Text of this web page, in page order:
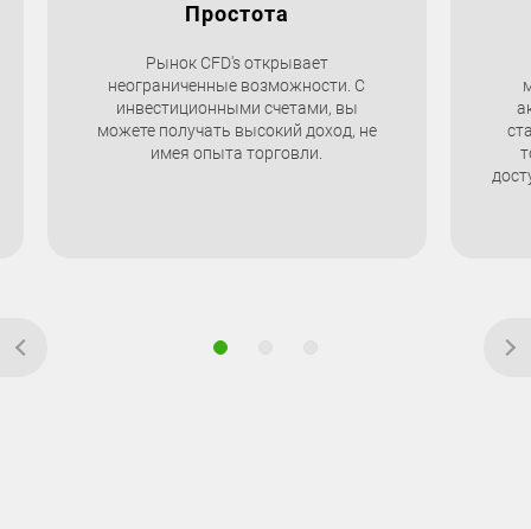
Простота
Рынок CFD's открывает
неограниченные возможности. С
инвестиционными счетами, вы
можете получать высокий доход, не
имея опыта торговли.